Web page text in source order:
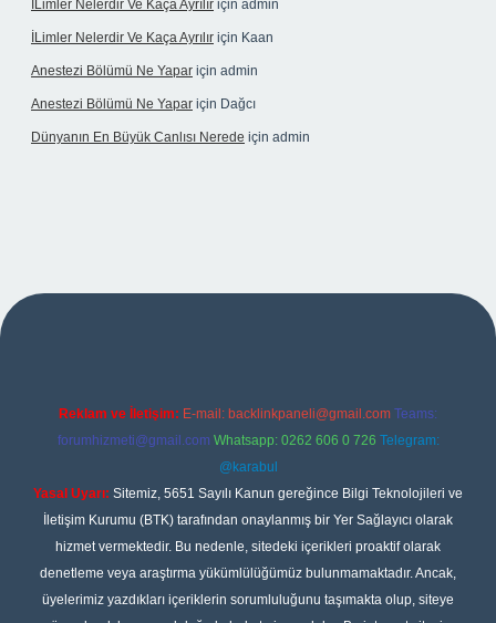
İLimler Nelerdir Ve Kaça Ayrılır için admin
İLimler Nelerdir Ve Kaça Ayrılır için Kaan
Anestezi Bölümü Ne Yapar için admin
Anestezi Bölümü Ne Yapar için Dağcı
Dünyanın En Büyük Canlısı Nerede için admin
giriş
Reklam ve İletişim: E-mail: backlinkpaneli@gmail.com Teams:
forumhizmeti@gmail.com Whatsapp: 0262 606 0 726 Telegram:
@karabul
Yasal Uyarı: Sitemiz, 5651 Sayılı Kanun gereğince Bilgi Teknolojileri ve
İletişim Kurumu (BTK) tarafından onaylanmış bir Yer Sağlayıcı olarak
hizmet vermektedir. Bu nedenle, sitedeki içerikleri proaktif olarak
denetleme veya araştırma yükümlülüğümüz bulunmamaktadır. Ancak,
üyelerimiz yazdıkları içeriklerin sorumluluğunu taşımakta olup, siteye